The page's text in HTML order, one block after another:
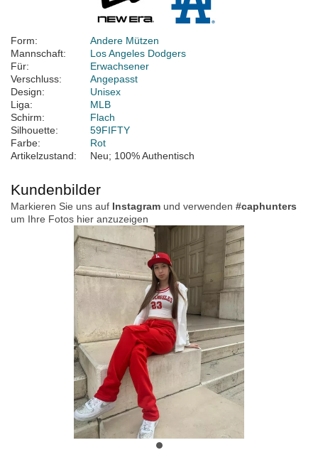
Form:
Andere Mützen
Mannschaft:
Los Angeles Dodgers
Für:
Erwachsener
Verschluss:
Angepasst
Design:
Unisex
Liga:
MLB
Schirm:
Flach
Silhouette:
59FIFTY
Farbe:
Rot
Artikelzustand:
Neu; 100% Authentisch
Kundenbilder
Markieren Sie uns auf Instagram und verwenden #caphunters
um Ihre Fotos hier anzuzeigen